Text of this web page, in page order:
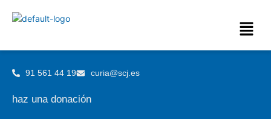
91 561 44 19 curia@scj.es
haz una donación